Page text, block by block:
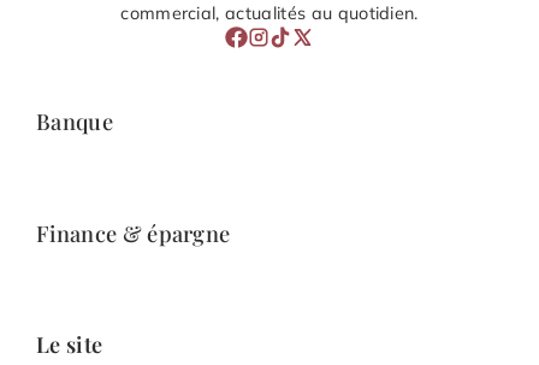
commercial, actualités au quotidien.
Banque
Finance & épargne
Le site